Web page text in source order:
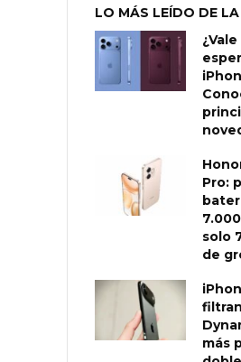
LO MÁS LEÍDO DE
Pro:
solo
de
más